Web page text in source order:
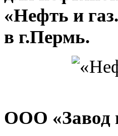
«Нефть и
в г.Пермь.
ООО «Завод